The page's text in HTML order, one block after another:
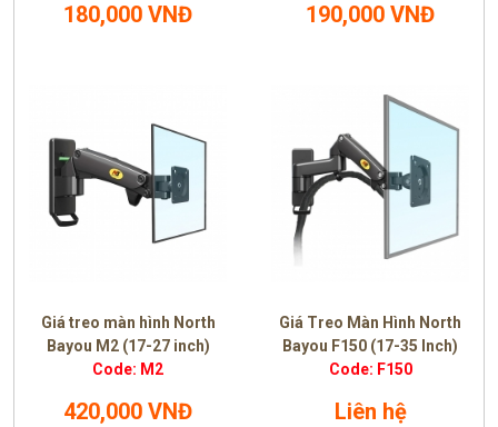
180,000 VNĐ 190,000 VNĐ
Giá treo màn hình North
Bayou M2 (17-27 inch)
Code: M2
420,000 VNĐ
Giá Treo Màn Hình North
Bayou F150 (17-35 Inch)
Code: F150
Liên hệ